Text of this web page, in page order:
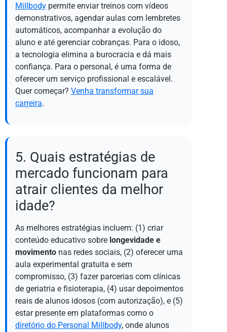
Millbody permite enviar treinos com vídeos
demonstrativos, agendar aulas com lembretes
automáticos, acompanhar a evolução do
aluno e até gerenciar cobranças. Para o idoso,
a tecnologia elimina a burocracia e dá mais
confiança. Para o personal, é uma forma de
oferecer um serviço profissional e escalável.
Quer começar? Venha transformar sua
carreira.
5. Quais estratégias de
mercado funcionam para
atrair clientes da melhor
idade?
As melhores estratégias incluem: (1) criar
conteúdo educativo sobre longevidade e
movimento nas redes sociais, (2) oferecer uma
aula experimental gratuita e sem
compromisso, (3) fazer parcerias com clínicas
de geriatria e fisioterapia, (4) usar depoimentos
reais de alunos idosos (com autorização), e (5)
estar presente em plataformas como o
diretório do Personal Millbody, onde alunos